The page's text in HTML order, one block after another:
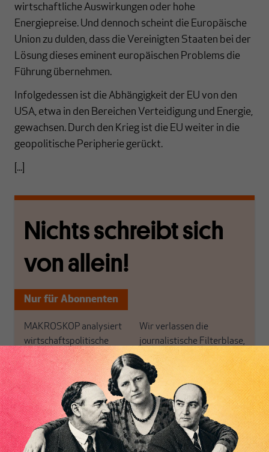
Inhaltsverzeichnis
wirtschaftliche Auswirkungen oder hohe
Energiepreise. Und dennoch scheint die Europäische
Union zu dulden, dass die Vereinigten Staaten bei der
Lösung dieses eminent europäischen Problems die
Führung übernehmen.
Infolgedessen ist die Abhängigkeit der EU von den
USA, etwa in den Bereichen Verteidigung und Energie,
gewachsen. Durch den Krieg ist die EU weiter in die
geopolitische Peripherie gerückt.
[...]
Nichts schreibt sich
von allein!
Nur für Abonnenten
MAKROSKOP analysiert
wirtschaftspolitische
Themen aus einer
postkeynesianischen
Perspektive und ist damit
in Deutschland einzigartig.
MAKROSKOP steht für
das große Ganze. Wir
haben einen Blick auf
Wir verlassen die
journalistische Filterblase,
in der sich viele
eingerichtet haben. Wir
öffnen Fenster und
bringen frische Luft in die
engen und verstaubten
Debattenräume.
Brauchen Sie auch frische